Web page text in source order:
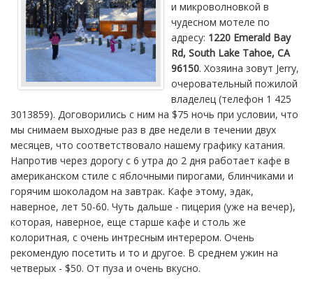
и микроволновкой в
чудесном мотеле по
адресу: 1220 Emerald Bay
Rd, South Lake Tahoe, CA
96150. Хозяина зовут Jerry,
очеровательный пожилой
владелец (телефон 1 425
3013859). Договорились с ним на $75 ночь при условии, что
мы снимаем выходные раз в две недели в течении двух
месяцев, что соответствовало нашему графику катания.
Напротив через дорогу с 6 утра до 2 дня работает кафе в
американском стиле с яблочными пирогами, блинчиками и
горячим шоколадом на завтрак. Кафе этому, эдак,
наверное, лет 50-60. Чуть дальше - пицерия (уже на вечер),
которая, наверное, еще старше кафе и столь же
колоритная, c очень интресным интерером. Очень
рекомендую посетить и то и другое. В среднем ужин на
четверых - $50. От пуза и очень вкусно.